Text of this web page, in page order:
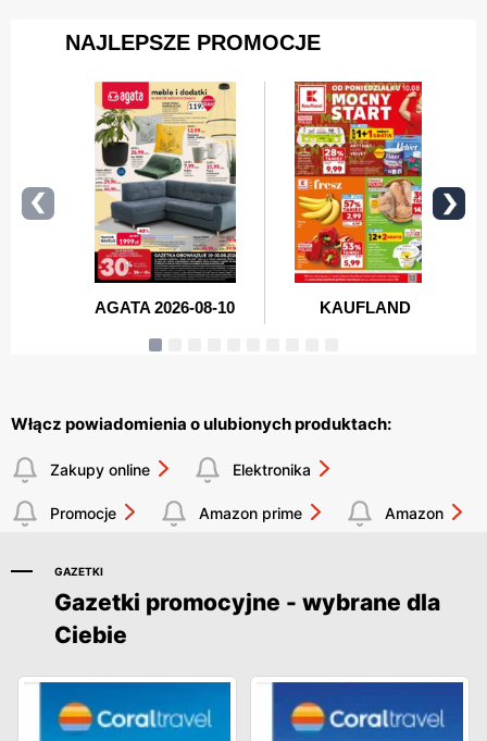
Włącz powiadomienia o ulubionych produktach:
Zakupy online Elektronika
Promocje Amazon prime Amazon
GAZETKI
Gazetki promocyjne - wybrane dla
Ciebie